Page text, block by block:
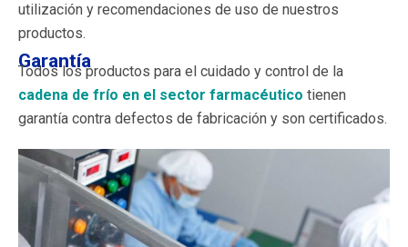
utilización y recomendaciones de uso de nuestros
productos.
Garantía
Todos los productos para el cuidado y control de la
cadena de frío en el sector farmacéutico tienen
garantía contra defectos de fabricación y son certificados.